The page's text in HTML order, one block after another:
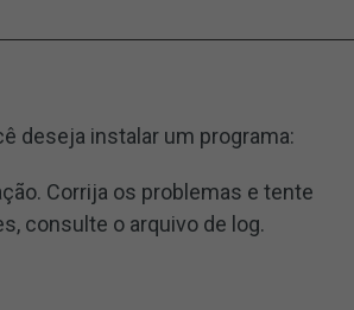
deseja instalar um programa:
Corrija os problemas e tente
consulte o arquivo de log.